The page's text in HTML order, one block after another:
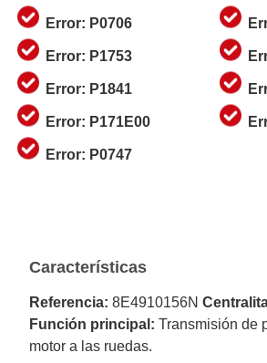
Error: P0706
Error: P1753
Error: P1841
Error: P171E00
Error: P0747
Características
Referencia: 8E4910156N
Función principal: Transmisión de
motor a las ruedas.